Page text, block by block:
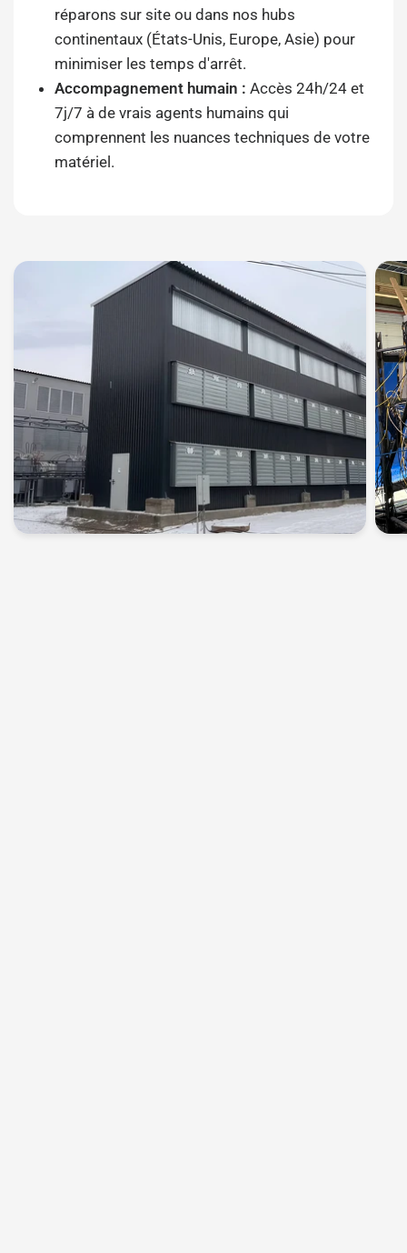
réparons sur site ou dans nos hubs
continentaux (États-Unis, Europe, Asie) pour
minimiser les temps d'arrêt.
Accompagnement humain : Accès 24h/24 et
7j/7 à de vrais agents humains qui
comprennent les nuances techniques de votre
matériel.